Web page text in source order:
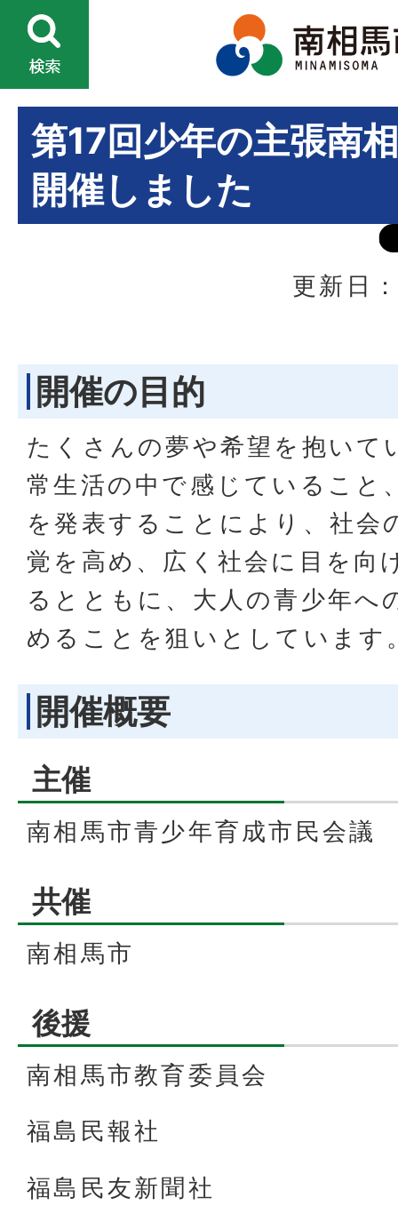
第17回少年の主張南
開催しました
更新日
開催の目的
たくさんの夢や希望を抱いて
常生活の中で感じていること
を発表することにより、社会
覚を高め、広く社会に目を向
るとともに、大人の青少年へ
めることを狙いとしています
開催概要
主催
南相馬市青少年育成市民会議
共催
南相馬市
後援
南相馬市教育委員会
福島民報社
福島民友新聞社